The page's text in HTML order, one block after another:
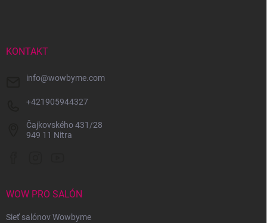
KONTAKT
info@wowbyme.com
+421905944327
Čajkovského 431/28
949 11 Nitra
WOW PRO SALÓN
Sieť salónov Wowbyme